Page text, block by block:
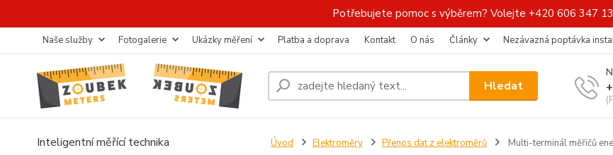
Potřebujete pomoc s výběrem? Volejte +420 606 347
Naše služby Fotogalerie Ukázky měření Platba a doprava Kontakt O nás Články Nezávazná poptávka
Hledat
Inteligentní měřící technika Úvod Elektroměry Přenos dat z elektroměrů Multi-terminál měřičů